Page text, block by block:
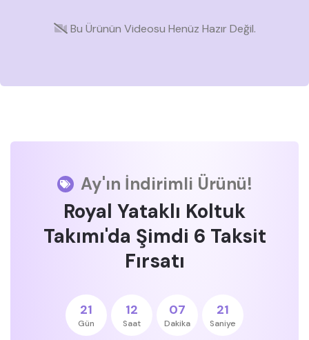
Bu Ürünün Videosu Henüz Hazır Değil.
Ay'ın İndirimli Ürünü!
Royal Yataklı Koltuk
Takımı'da Şimdi 6 Taksit
Fırsatı
21
Gün
12
Saat
07
Dakika
21
Saniye